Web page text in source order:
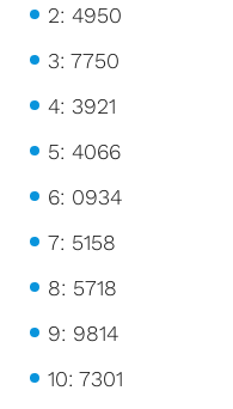
2: 4950
3: 7750
4: 3921
5: 4066
6: 0934
7: 5158
8: 5718
9: 9814
10: 7301